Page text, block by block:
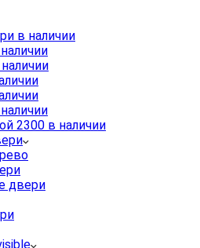
в наличии
2300 в наличии
двери